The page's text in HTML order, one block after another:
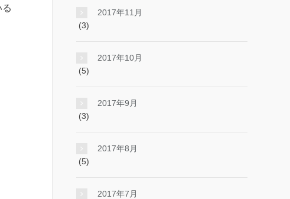
2017年11月
(3)
2017年10月
(5)
2017年9月
(3)
2017年8月
(5)
2017年7月